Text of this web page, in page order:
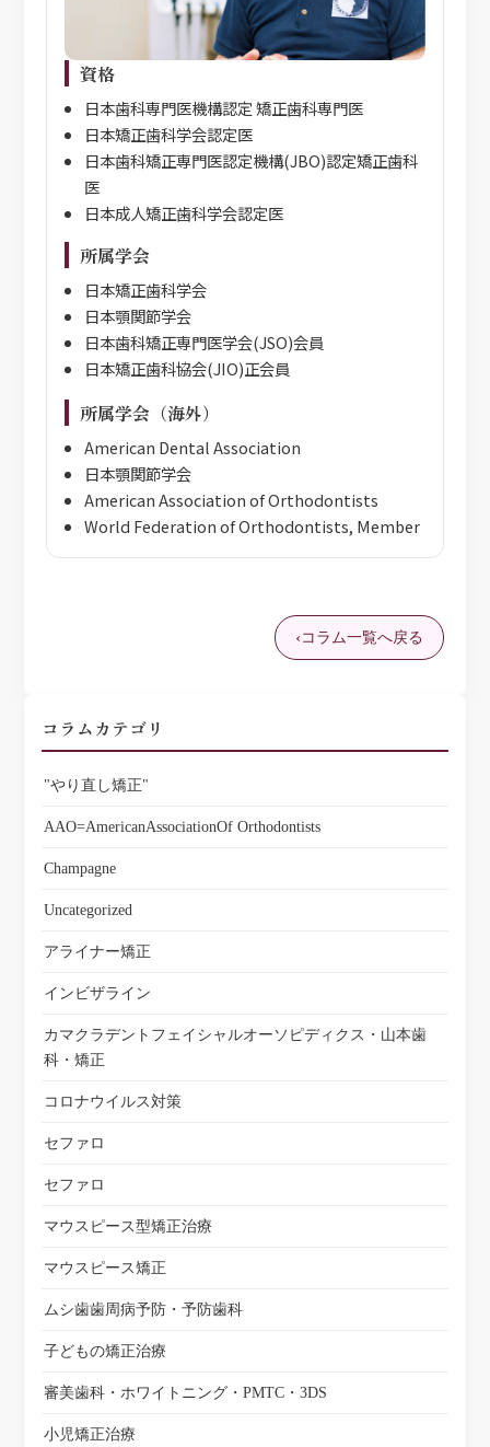
資格
日本歯科専門医機構認定 矯正歯科専門医
日本矯正歯科学会認定医
日本歯科矯正専門医認定機構(JBO)認定矯正歯科
医
日本成人矯正歯科学会認定医
所属学会
日本矯正歯科学会
日本顎関節学会
日本歯科矯正専門医学会(JSO)会員
日本矯正歯科協会(JIO)正会員
所属学会（海外）
American Dental Association
日本顎関節学会
American Association of Orthodontists
World Federation of Orthodontists, Member
コラム一覧へ戻る
コラムカテゴリ
"やり直し矯正"
AAO=AmericanAssociationOf Orthodontists
Champagne
Uncategorized
アライナー矯正
インビザライン
カマクラデントフェイシャルオーソピディクス・山本歯
科・矯正
コロナウイルス対策
セファロ
セファロ
マウスピース型矯正治療
マウスピース矯正
ムシ歯歯周病予防・予防歯科
子どもの矯正治療
審美歯科・ホワイトニング・PMTC・3DS
小児矯正治療